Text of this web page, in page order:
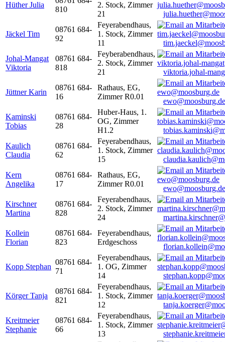
Hüther Julia
810
2. Stock, Zimmer
21
Jäckel Tim
08761 684-
92
Feyerabendhaus,
1. Stock, Zimmer
11
Johal-Mangat
Viktoria
08761 684-
818
Feyberabendhaus,
2. Stock, Zimmer
21
viktoria.johal-
Jüttner Karin
08761 684-
16
Rathaus, EG,
Zimmer R0.01
ewo@moosburg.de
Kaminski
Tobias
08761 684-
28
Huber-Haus, 1.
OG, Zimmer
H1.2
Kaulich
Claudia
08761 684-
62
Feyerabendhaus,
1. Stock, Zimmer
15
Kern
Angelika
08761 684-
17
Rathaus, EG,
Zimmer R0.01
ewo@moosburg.de
Kirschner
Martina
08761 684-
828
Feyerabendhaus,
2. Stock, Zimmer
24
Kollein
Florian
08761 684-
823
Feyerabendhaus,
Erdgeschoss
Kopp Stephan
08761 684-
71
Feyerabendhaus,
1. OG, Zimmer
14
Körger Tanja
08761 684-
821
Feyerabendhaus,
1. Stock, Zimmer
12
Kreitmeier
Stephanie
08761 684-
66
Feyerabendhaus,
1. Stock, Zimmer
13